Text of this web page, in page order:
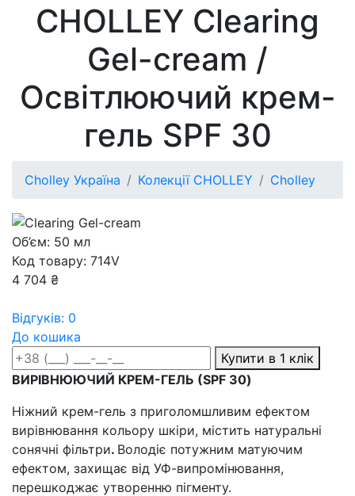
CHOLLEY Clearing
Gel-cream /
Освітлюючий крем-
гель SPF 30
Cholley Україна Колекції CHOLLEY Cholley
Об’єм: 50 мл
Код товару: 714V
4 704 ₴
Відгуків: 0
До кошика
Купити в 1 клік
ВИРІВНЮЮЧИЙ КРЕМ-ГЕЛЬ (SPF 30)
Ніжний крем-гель з приголомшливим ефектом
вирівнювання кольору шкіри, містить натуральні
сонячні фільтри. Володіє потужним матуючим
ефектом, захищає від УФ-випромінювання,
перешкоджає утворенню пігменту.